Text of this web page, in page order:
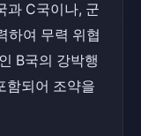
과 C국이나, 군
하여 무력 위협
B국의 강박행
함되어 조약을